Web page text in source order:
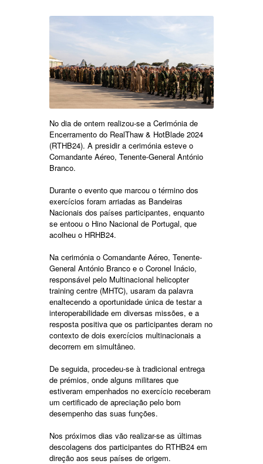
No dia de ontem realizou-se a Cerimónia de
Encerramento do RealThaw & HotBlade 2024
(RTHB24). A presidir a cerimónia esteve o
Comandante Aéreo, Tenente-General António
Branco.
Durante o evento que marcou o término dos
exercícios foram arriadas as Bandeiras
Nacionais dos países participantes, enquanto
se entoou o Hino Nacional de Portugal, que
acolheu o HRHB24.
Na cerimónia o Comandante Aéreo, Tenente-
General António Branco e o Coronel Inácio,
responsável pelo Multinacional helicopter
training centre (MHTC), usaram da palavra
enaltecendo a oportunidade única de testar a
interoperabilidade em diversas missões, e a
resposta positiva que os participantes deram no
contexto de dois exercícios multinacionais a
decorrem em simultâneo.
De seguida, procedeu-se à tradicional entrega
de prémios, onde alguns militares que
estiveram empenhados no exercício receberam
um certificado de apreciação pelo bom
desempenho das suas funções.
Nos próximos dias vão realizar-se as últimas
descolagens dos participantes do RTHB24 em
direção aos seus países de origem.